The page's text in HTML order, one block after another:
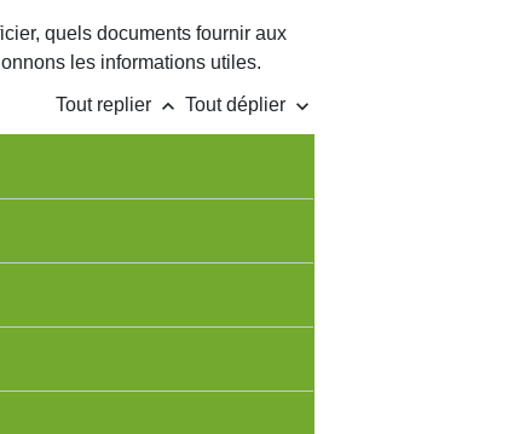
quels documents fournir aux
les informations utiles.
Tout replier keyboard_arrow_up Tout déplier keyboard_arrow_down